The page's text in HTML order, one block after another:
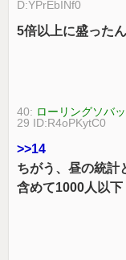
D:YPrEbINf0
5倍以上に盛った
40: ローリングソバ
29 ID:R4oPKytC0
>>14
ちがう、昼の統計
含めて1000人以下